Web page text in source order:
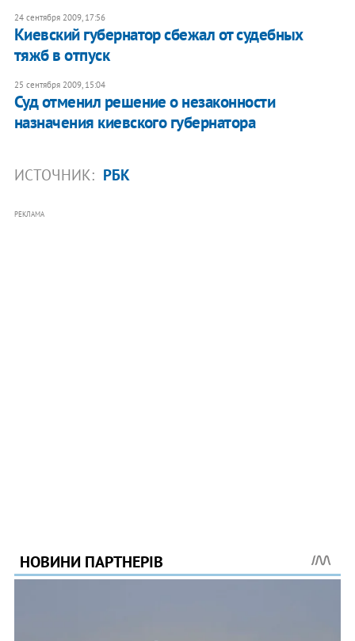
24 сентября 2009, 17:56
Киевский губернатор сбежал от судебных
тяжб в отпуск
25 сентября 2009, 15:04
Суд отменил решение о незаконности
назначения киевского губернатора
ИСТОЧНИК: РБК
РЕКЛАМА